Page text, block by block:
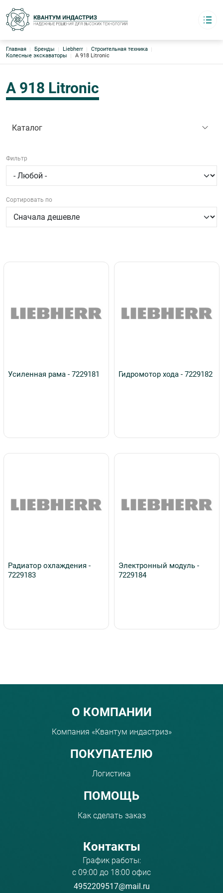
Квантум индастриз
Надёжные решения для высоких технологий
Логистика
Строка навигации
Главная Бренды Liebherr
Строительная техника
Колесные экскаваторы
A 918 Litronic
A 918 Litronic
Каталог
Фильтр
Сортировать по
Усиленная рама - 7229181 Гидромотор хода - 7229182
Радиатор охлаждения -
7229183
Электронный модуль -
7229184
Menu footerО КОМПАНИИ
Компания «Квантум индастриз»
ПОКУПАТЕЛЮ
Логистика
ПОМОЩЬ
Как сделать заказ
Контакты
График работы:
с 09:00 до 18:00 офис
4952209517@mail.ru